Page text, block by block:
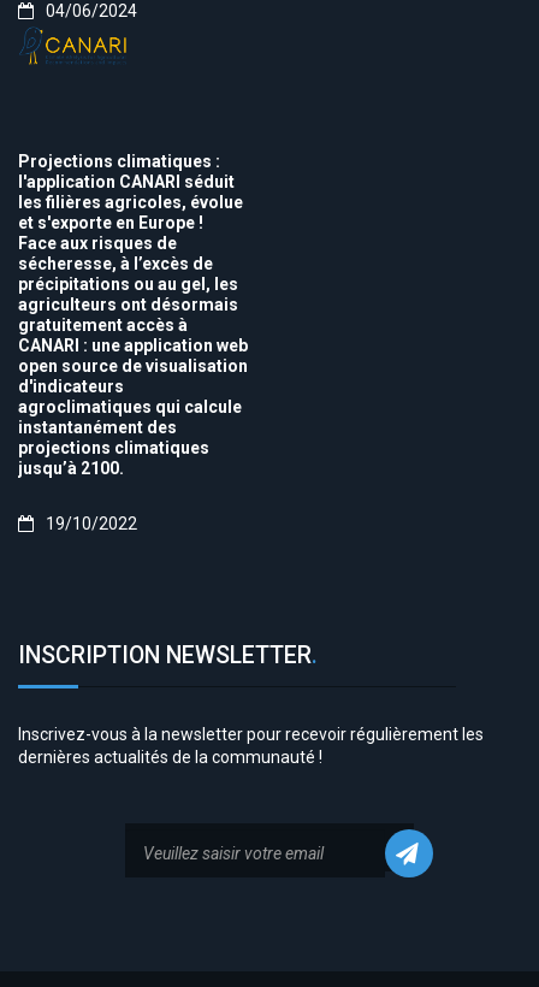
04/06/2024
Projections climatiques :
l'application CANARI séduit
les filières agricoles, évolue
et s'exporte en Europe !
Face aux risques de
sécheresse, à l’excès de
précipitations ou au gel, les
agriculteurs ont désormais
gratuitement accès à
CANARI : une application web
open source de visualisation
d'indicateurs
agroclimatiques qui calcule
instantanément des
projections climatiques
jusqu’à 2100.
19/10/2022
INSCRIPTION NEWSLETTER.
Inscrivez-vous à la newsletter pour recevoir régulièrement les
dernières actualités de la communauté !